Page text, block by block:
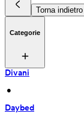
Torna indietro
Categorie
Divani
•
Daybed